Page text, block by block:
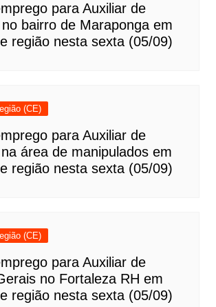
para Auxiliar de
bairro de Maraponga em
região nesta sexta (05/09)
(CE)
para Auxiliar de
área de manipulados em
região nesta sexta (05/09)
(CE)
para Auxiliar de
no Fortaleza RH em
região nesta sexta (05/09)